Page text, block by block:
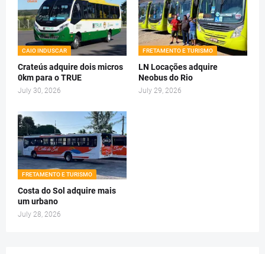
CAIO INDUSCAR
Crateús adquire dois micros
0km para o TRUE
July 30, 2026
FRETAMENTO E TURISMO
LN Locações adquire
Neobus do Rio
July 29, 2026
FRETAMENTO E TURISMO
Costa do Sol adquire mais
um urbano
July 28, 2026